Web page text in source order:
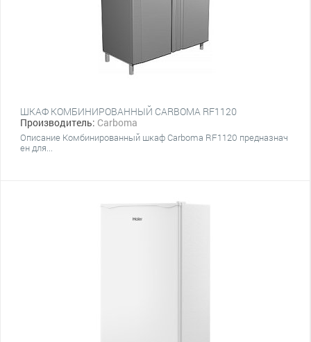
ШКАФ КОМБИНИРОВАННЫЙ CARBOMA RF1120
Производитель: Carboma
Описание Комбинированный шкаф Carboma RF1120 предназнач
ен для...